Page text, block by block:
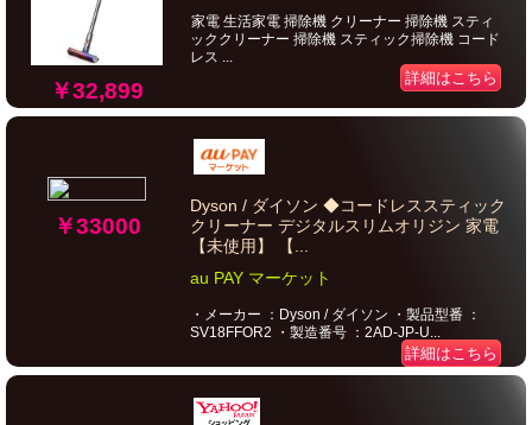
￥32,899
家電 生活家電 掃除機 クリーナー 掃除機 スティ
ッククリーナー 掃除機 スティック掃除機 コード
レス ...
詳細はこちら
￥33000
Dyson / ダイソン ◆コードレススティック
クリーナー デジタルスリムオリジン 家電
【未使用】 【...
au PAY マーケット
・メーカー ：Dyson / ダイソン ・製品型番 ：
SV18FFOR2 ・製造番号 ：2AD-JP-U...
詳細はこちら